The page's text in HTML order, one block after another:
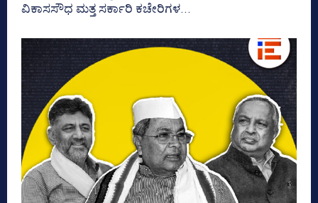
ವಿಕಾಸಸೌಧ ಮತ್ತ ಸರ್ಕಾರಿ ಕಚೇರಿಗಳ...